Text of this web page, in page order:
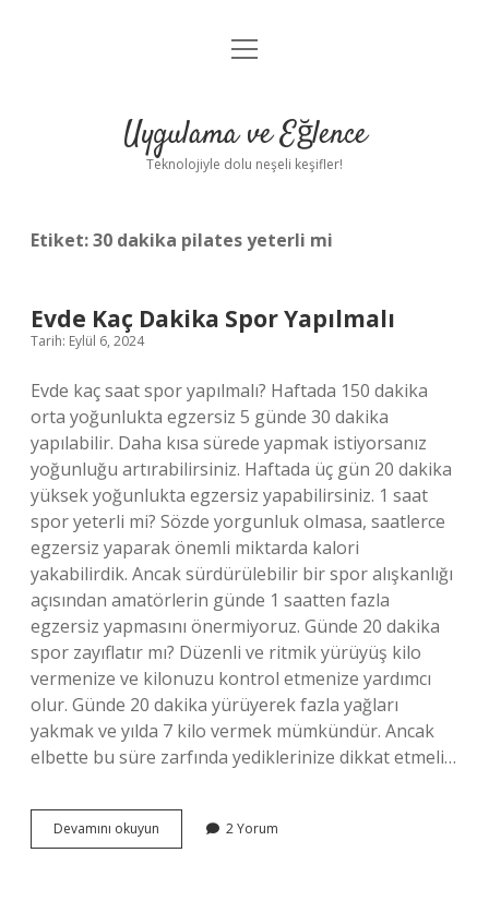
Anasayfa
Yasal Uyarı
menüyü
Uygulama ve Eğlence
Teknolojiyle dolu neşeli keşifler!
Etiket:30 dakika pilates yeterli mi
Evde Kaç Dakika Spor Yapılmalı
Tarih: Eylül 6, 2024
Evde kaç saat spor yapılmalı? Haftada 150 dakika
orta yoğunlukta egzersiz 5 günde 30 dakika
yapılabilir. Daha kısa sürede yapmak istiyorsanız
yoğunluğu artırabilirsiniz. Haftada üç gün 20 dakika
yüksek yoğunlukta egzersiz yapabilirsiniz. 1 saat
spor yeterli mi? Sözde yorgunluk olmasa, saatlerce
egzersiz yaparak önemli miktarda kalori
yakabilirdik. Ancak sürdürülebilir bir spor alışkanlığı
açısından amatörlerin günde 1 saatten fazla
egzersiz yapmasını önermiyoruz. Günde 20 dakika
spor zayıflatır mı? Düzenli ve ritmik yürüyüş kilo
vermenize ve kilonuzu kontrol etmenize yardımcı
olur. Günde 20 dakika yürüyerek fazla yağları
yakmak ve yılda 7 kilo vermek mümkündür. Ancak
elbette bu süre zarfında yediklerinize dikkat etmeli…
Devamını okuyun
Kaç
2 Yorum